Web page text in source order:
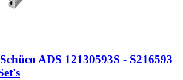
ADS 12130593S - S216593